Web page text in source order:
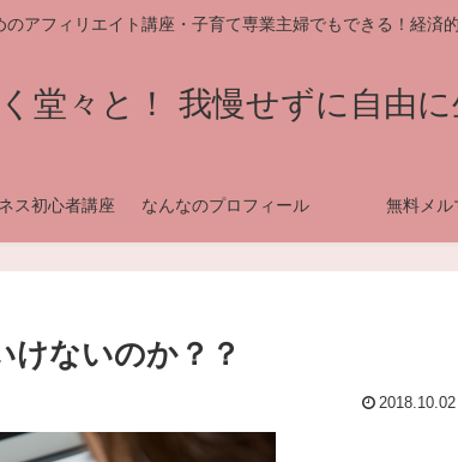
アフィリエイト講座・子育て専業主婦でもできる！経済
堂々と！ 我慢せずに自由に
ス初心者講座 なんなのプロフィール 無料メル
けないのか？？
2018.10.02